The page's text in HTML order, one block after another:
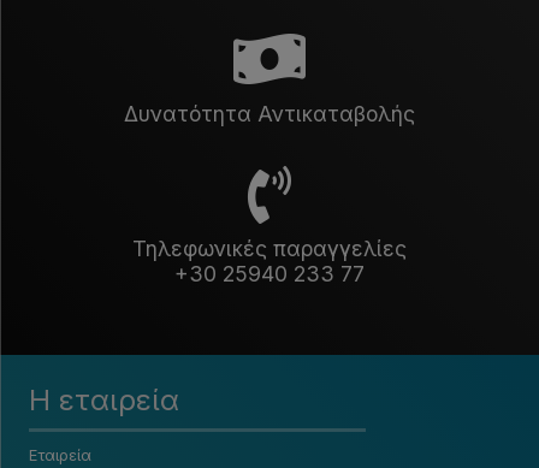
Δυνατότητα Αντικαταβολής
Τηλεφωνικές παραγγελίες
+30 25940 233 77
Η εταιρεία
Εταιρεία